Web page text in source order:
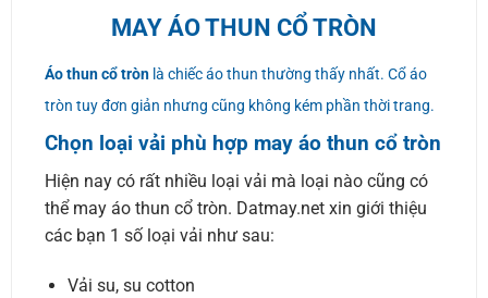
MAY ÁO THUN CỔ TRÒN
Áo thun cổ trònlà chiếc áo thun thường thấy nhất. Cổ áo
tròn tuy đơn giản nhưng cũng không kém phần thời trang.
Chọn loại vải phù hợp may áo thun cổ tròn
Hiện nay có rất nhiều loại vải mà loại nào cũng có
thể may áo thun cổ tròn. Datmay.net xin giới thiệu
các bạn 1 số loại vải như sau:
Vải su, su cotton